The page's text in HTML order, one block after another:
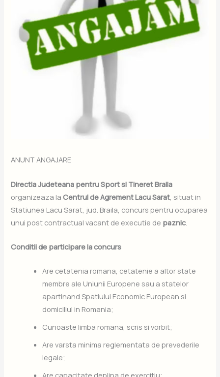
ANUNT ANGAJARE
Directia Judeteana pentru Sport si Tineret Braila
organizeaza laCentrul de Agrement Lacu Sarat , situat in
Statiunea Lacu Sarat, jud. Braila, concurs pentru ocuparea
unui post contractual vacant de executie de paznic.
Conditii de participare la concurs
Are cetatenia romana, cetatenie a altor state
membre ale Uniunii Europene sau a statelor
apartinand Spatiului Economic European si
domiciliul in Romania;
Cunoaste limba romana, scris si vorbit;
Are varsta minima reglementata de prevederile
legale;